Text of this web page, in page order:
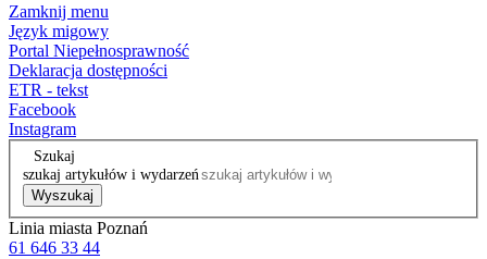
Zamknij menu
Język migowy
Portal Niepełnosprawność
Deklaracja dostępności
ETR - tekst
Facebook
Instagram
Szukaj
szukaj artykułów i wydarzeń
Wyszukaj
Linia miasta Poznań
61 646 33 44